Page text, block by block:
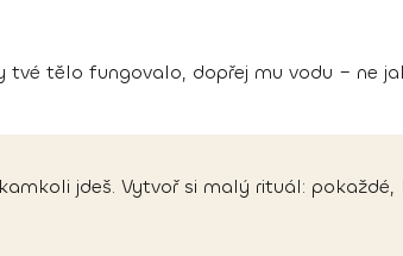
tvé tělo fungovalo, dopřej mu vodu – ne
jdeš. Vytvoř si malý rituál: